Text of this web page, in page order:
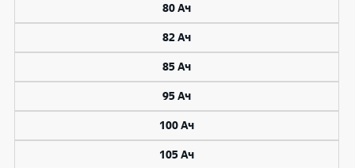
80 Ач
82 Ач
85 Ач
95 Ач
100 Ач
105 Ач